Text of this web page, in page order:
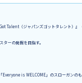
Talent（ジャパンズゴットタレント）』
ーの発掘を目指す。
is WELCOME」のスローガンの